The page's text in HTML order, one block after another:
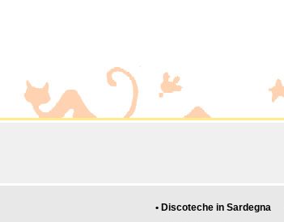
• Discoteche in Sardegna